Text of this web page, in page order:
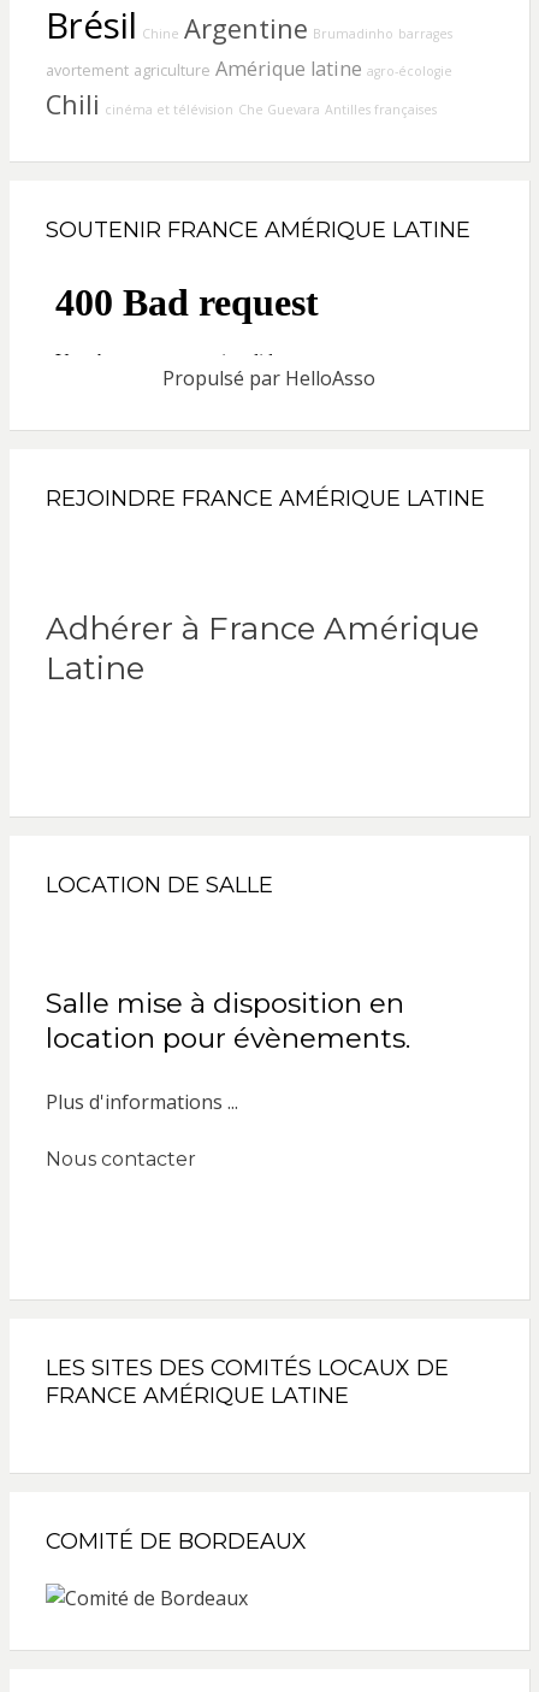
Brésil Chine Argentine Brumadinho barrages
avortement agriculture Amérique latine agro-écologie
Chili cinéma et télévision Che Guevara Antilles françaises
SOUTENIR FRANCE AMÉRIQUE LATINE
Propulsé par HelloAsso
REJOINDRE FRANCE AMÉRIQUE LATINE
Adhérer à France Amérique
Latine
LOCATION DE SALLE
Salle mise à disposition en
location pour évènements.
Plus d'informations ...
Nous contacter
LES SITES DES COMITÉS LOCAUX DE
FRANCE AMÉRIQUE LATINE
COMITÉ DE BORDEAUX